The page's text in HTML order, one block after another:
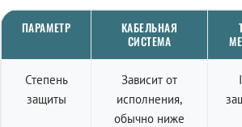
ПАРАМЕТР
КАБЕЛЬНАЯ
СИСТЕМА
Степень
защиты
Зависит от
исполнения,
обычно ниже